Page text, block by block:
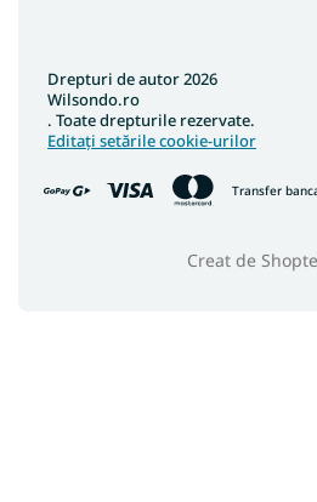
Transfer
Creat de
Drepturi de autor 2026
Wilsondo.ro
. Toate drepturile rezervate.
Editați setările cookie-urilor